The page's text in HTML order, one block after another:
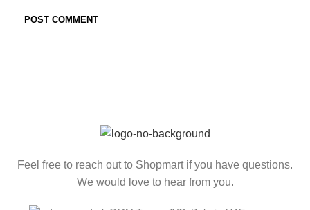
Feel free to reach out to Shopmart if you have questions.
We would love to hear from you.